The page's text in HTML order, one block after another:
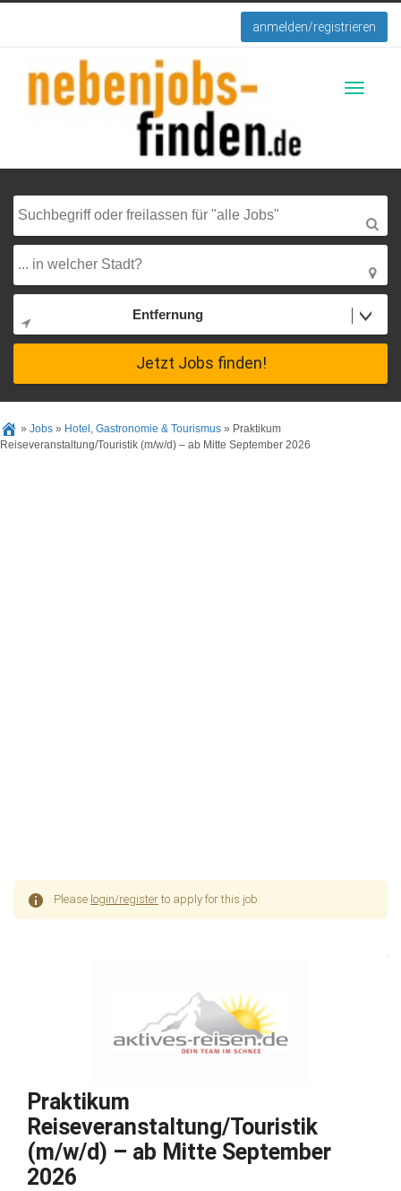
anmelden/registrieren
Entfernung
Jetzt Jobs finden!
» Jobs » Hotel, Gastronomie & Tourismus » Praktikum
Reiseveranstaltung/Touristik (m/w/d) – ab Mitte September 2026
Please login/register to apply for this job.
Praktikum
Reiseveranstaltung/Touristik
(m/w/d) – ab Mitte September
2026